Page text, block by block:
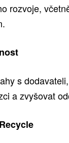
rozvoje,
s
a zvyšovat